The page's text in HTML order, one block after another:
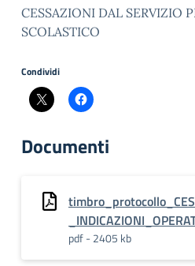
CESSAZIONI DAL SERVIZIO
SCOLASTICO
Condividi
Documenti
pdf - 2405 kb